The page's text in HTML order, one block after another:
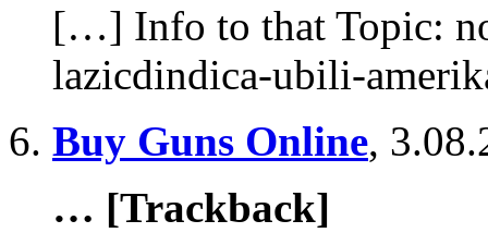
[…] Info to that Topic:
lazicdindica-ubili-
Buy Guns Online,
… [Trackback]